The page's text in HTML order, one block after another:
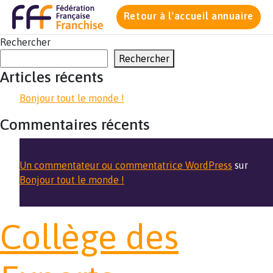
Retour à l'accueil annuaire
Rechercher
Rechercher
Articles récents
Bonjour tout le monde !
Commentaires récents
Un commentateur ou commentatrice WordPress sur
Bonjour tout le monde !
Collège des